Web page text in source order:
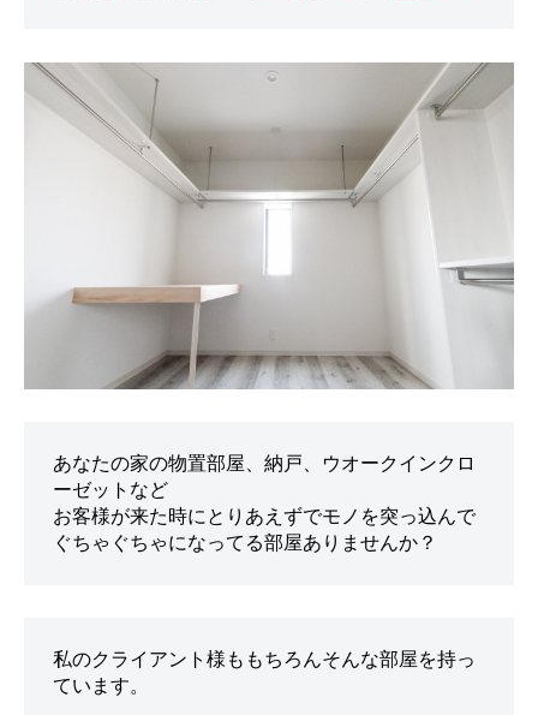
あなたの家の物置部屋、納戸、ウオークインクロ
ーゼットなど
お客様が来た時にとりあえずでモノを突っ込んで
ぐちゃぐちゃになってる部屋ありませんか？
私のクライアント様ももちろんそんな部屋を持っ
ています。